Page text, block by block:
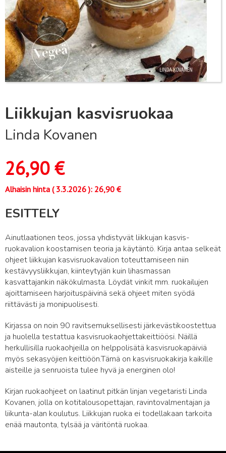
Liikkujan kasvisruokaa
Linda Kovanen
26,90€
Alhaisin hinta (3.3.2026): 26,90 €
ESITTELY
Ainutlaationen teos, jossa yhdistyvät liikkujan kasvis-
ruokavalion koostamisen teoria ja käytäntö. Kirja antaa selkeät
ohjeet liikkujan kasvisruokavalion toteuttamiseen niin
kestävyysliikkujan, kiinteytyjän kuin lihasmassan
kasvattajankin näkökulmasta. Löydät vinkit mm. ruokailujen
ajoittamiseen harjoituspäivinä sekä ohjeet miten syödä
riittävästi ja monipuolisesti.
Kirjassa on noin 90 ravitsemuksellisesti järkevästikoostettua
ja huolella testattua kasvisruokaohjettakeittiöösi. Näillä
herkullisilla ruokaohjeilla on helppolisätä kasvisruokapäiviä
myös sekasyöjien keittiöön.Tämä on kasvisruokakirja kaikille
aisteille ja senruoista tulee hyvä ja energinen olo!
Kirjan ruokaohjeet on laatinut pitkän linjan vegetaristi Linda
Kovanen, jolla on kotitalousopettajan, ravintovalmentajan ja
liikunta-alan koulutus. Liikkujan ruoka ei todellakaan tarkoita
enää mautonta, tylsää ja väritöntä ruokaa.